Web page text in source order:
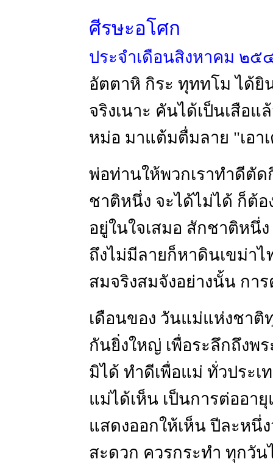
ศีรษะอโศก
ประจำเดือนสิงหาคม ๒๕
อัตตาหิ กิระ ทุททโม ได้ยิ
จริงเนาะ คันได้เป็นเสือ
หม่อ มาแต้มตื่มลาย "เอา
พ่อท่านให้พวกเราทำดีตั
ชาติหนึ่ง จะได้ไม่ได้ ก็ต้
อยู่ในใจเสมอ สักชาติหนึ่
ถึงไม่มีลายก็หาดินเขม่า
สมจริงสมจังอย่างนั้น กา
เดือนของ วันแม่แห่งชา
กันยิ่งใหญ่ เพื่อระลึกถึง
มิได้ ทำดีเพื่อแม่ ทั่วประเ
แม่ได้เห็น เป็นการต่ออา
แสดงออกให้เห็น ปีละหนึ่
สะดวก ควรกระทำ ทุกวั